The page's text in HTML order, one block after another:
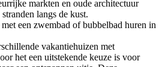
markten en oude architectuur
langs de kust.
een zwembad of bubbelbad huren in
vakantiehuizen met
het een uitstekende keuze is voor